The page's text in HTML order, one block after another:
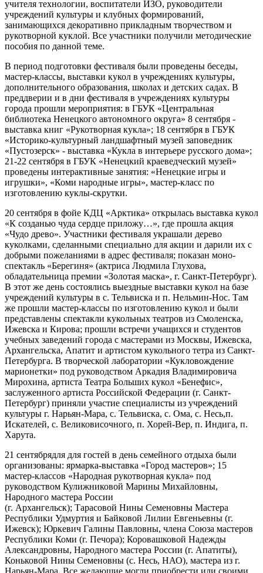
учителя технологии, воспитатели ИЗО, руководители
учреждений культуры и клубных формирований,
занимающихся декоративно прикладным творчеством и
рукотворной куклой. Все участники получили методические
пособия по данной теме.
В период подготовки фестиваля были проведены беседы,
мастер-классы, выставки кукол в учреждениях культуры,
дополнительного образования, школах и детских садах. В
преддверии и в дни фестиваля в учреждениях культуры
города прошли мероприятия: в ГБУК «Центральная
библиотека Ненецкого автономного округа» 8 сентября -
выставка книг «Рукотворная кукла»; 18 сентября в ГБУК
«Историко-культурный ландшафтный музей заповедник
«Пустозерск» - выставка «Кукла в интерьере русского дома»;
21-22 сентября в ГБУК «Ненецкий краеведческий музей»
проведены интерактивные занятия: «Ненецкие игры и
игрушки», «Коми народные игры», мастер-класс по
изготовлению куклы-скрутки.
20 сентября в фойе КДЦ «Арктика» открылась выставка кукол
«К созданью чуда сердце приложу…», где прошла акция
«Чудо древо». Участники фестиваля украшали дерево
куколками, сделанными специально для акции и дарили их с
добрыми пожеланиями в адрес фестиваля; показан моно-
спектакль «Берегиня» (актриса Людмила Глухова,
обладательница премии «Золотая маска», г. Санкт-Петербург).
В этот же день состоялись выездные выставки кукол на базе
учреждений культуры в с. Тельвиска и п. Нельмин-Нос. Там
же прошли мастер-классы по изготовлению кукол и были
представлены спектакли кукольных театров из Смоленска,
Ижевска и Кирова; прошли встречи учащихся и студентов
учебных заведений города с мастерами из Москвы, Ижевска,
Архангельска, Апатит и артистом кукольного тетра из Санкт-
Петербурга. В творческой лаборатории «Кукловождение
марионетки» под руководством Аркадия Владимировича
Мирохина, артиста Театра Больших кукол «Бенефис»,
заслуженного артиста Российской Федерации (г. Санкт-
Петербург) приняли участие специалисты из учреждений
культуры г. Нарьян-Мара, с. Тельвиска, с. Ома, с. Несь,п.
Искателей, с. Великовисочного, п. Хорей-Вер, п. Индига, п.
Харута.
21 сентябрядля для гостей в день семейного отдыха были
организованы: ярмарка-выставка «Город мастеров»; 15
мастер-классов «Народная рукотворная кукла» под
руководством Кулижниковой Марины Михайловны,
Народного мастера России
(г. Архангельск); Тарасовой Нины Семеновны Мастера
Республики Удмуртия и Байковой Лилии Евгеньевны (г.
Ижевск); Юркевич Галины Павловны, члена Союза мастеров
Республики Коми (г. Печора); Коровашковой Надежды
Александровны, Народного мастера России (г. Апатиты),
Коньковой Нины Семеновны (с. Несь, НАО), мастера из г.
Нарьян-Мара. Все желающие могли приобрести или своими